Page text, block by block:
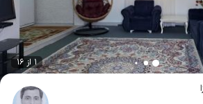
1 از 16